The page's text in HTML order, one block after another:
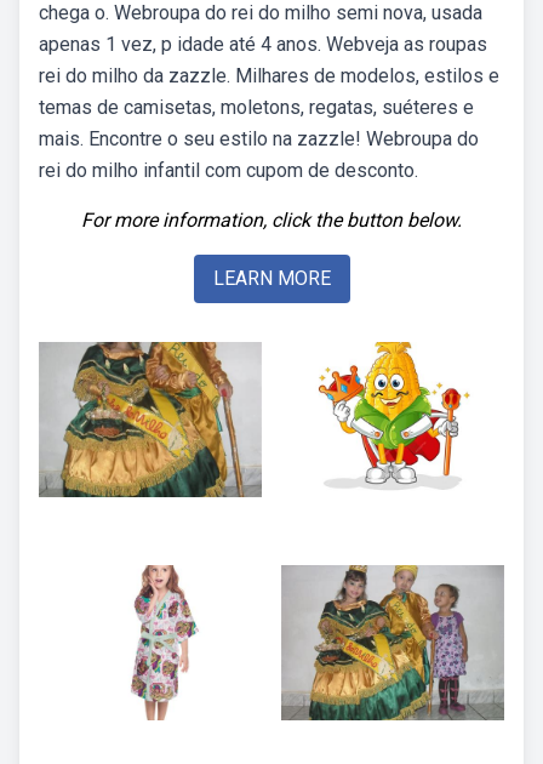
chega o. Webroupa do rei do milho semi nova, usada
apenas 1 vez, p idade até 4 anos. Webveja as roupas
rei do milho da zazzle. Milhares de modelos, estilos e
temas de camisetas, moletons, regatas, suéteres e
mais. Encontre o seu estilo na zazzle! Webroupa do
rei do milho infantil com cupom de desconto.
For more information, click the button below.
LEARN MORE